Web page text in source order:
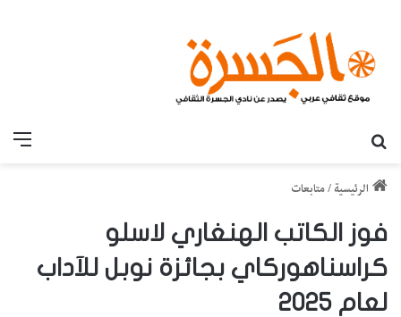
الرئيسية /متابعات
فوز الكاتب الهنغاري لاسلو
كراسناهوركاي بجائزة نوبل للآداب
لعام 2025